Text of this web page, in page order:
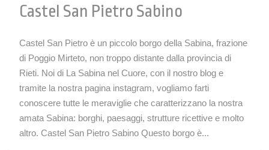
Castel San Pietro Sabino
Castel San Pietro è un piccolo borgo della Sabina, frazione
di Poggio Mirteto, non troppo distante dalla provincia di
Rieti. Noi di La Sabina nel Cuore, con il nostro blog e
tramite la nostra pagina instagram, vogliamo farti
conoscere tutte le meraviglie che caratterizzano la nostra
amata Sabina: borghi, paesaggi, strutture ricettive e molto
altro. Castel San Pietro Sabino Questo borgo è...